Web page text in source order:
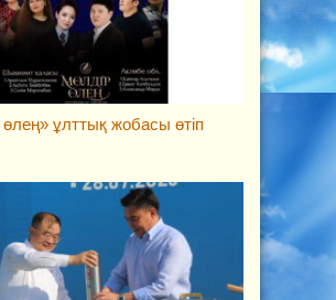
ұлттық жобасы өтіп